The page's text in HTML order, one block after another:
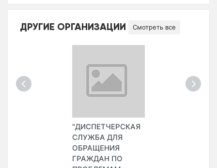
ДРУГИЕ ОРГАНИЗАЦИИ Смотреть все
"ДИСПЕТЧЕРСКАЯ
СЛУЖБА ДЛЯ
ОБРАЩЕНИЯ
ГРАЖДАН ПО